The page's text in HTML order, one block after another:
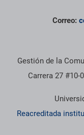
Correo:
Gestión de la
Carrera 27 #10-
Reacreditada